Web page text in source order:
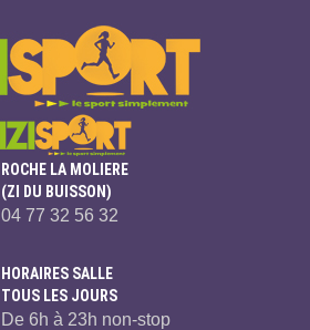
ROCHE LA MOLIERE
(ZI DU BUISSON)
04 77 32 56 32
HORAIRES SALLE
TOUS LES JOURS
De 6h à 23h non-stop